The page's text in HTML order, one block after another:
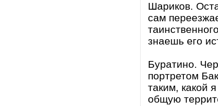
Шариков.
сам
знаешь его
Буратино.
портретом
таким, какой
общую